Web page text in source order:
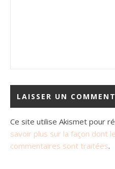
Ce site utilise Akismet pour
savoir plus sur la façon dont
commentaires sont traitées.